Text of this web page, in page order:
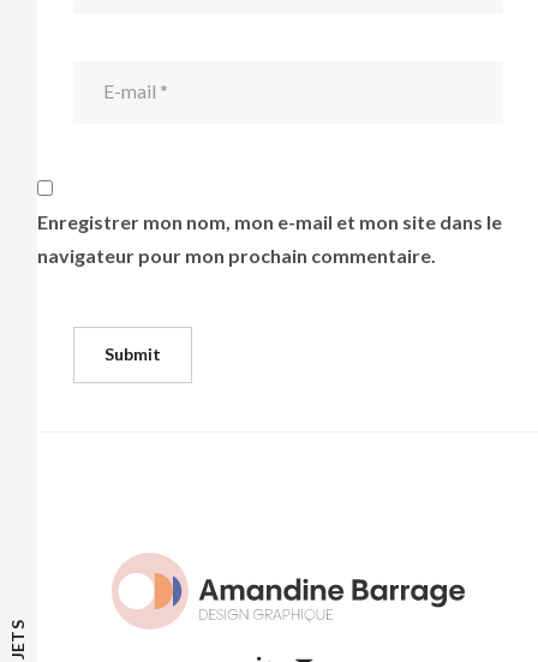
Enregistrer mon nom, mon e-mail et mon site dans le
navigateur pour mon prochain commentaire.